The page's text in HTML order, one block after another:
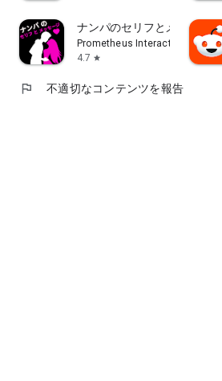
ナンパのセリフとメッセージ
Prometheus Interactive LLC
4.7 star
flag 不適切なコンテンツを報告